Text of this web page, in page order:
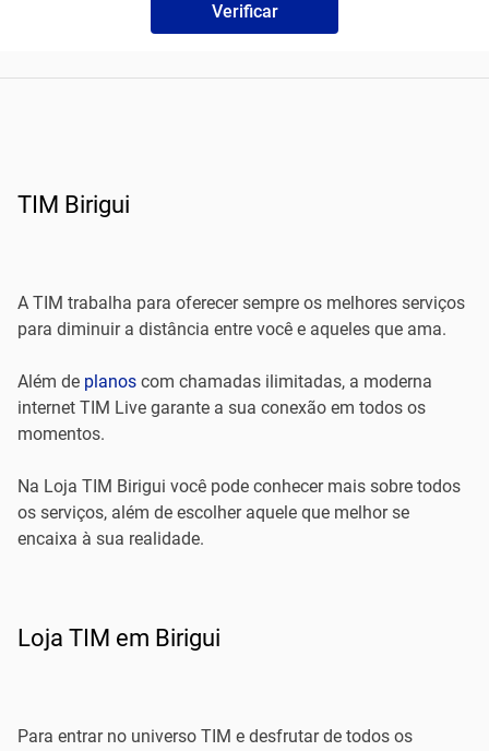
Verificar
TIM Birigui
A TIM trabalha para oferecer sempre os melhores serviços
para diminuir a distância entre você e aqueles que ama.
Além de planos com chamadas ilimitadas, a moderna
internet TIM Live garante a sua conexão em todos os
momentos.
Na Loja TIM Birigui você pode conhecer mais sobre todos
os serviços, além de escolher aquele que melhor se
encaixa à sua realidade.
Loja TIM em Birigui
Para entrar no universo TIM e desfrutar de todos os